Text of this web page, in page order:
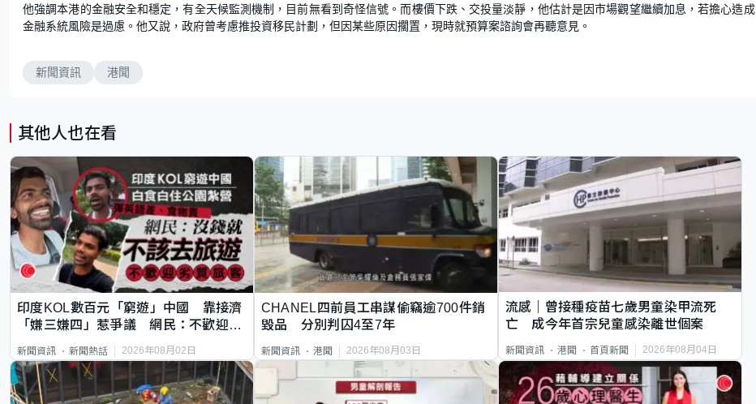
他強調本港的金融安全和穩定，有全天候監測機制，目前無看到奇怪信號。而樓價下跌、交投量淡靜，他估計是因市場觀望繼續加息，若擔心造成
金融系統風險是過慮。他又說，政府曾考慮推投資移民計劃，但因某些原因擱置，現時就預算案諮詢會再聽意見。
新聞資訊 港聞
其他人也在看
印度KOL數百元「窮遊」中國 靠接濟
「嫌三嫌四」惹爭議 網民：不歡迎劣
新聞資訊 新聞熱話 2026年08月02日
CHANEL四前員工串謀偷竊逾700件銷
毀品 分別判囚4至7年
新聞資訊 港聞 2026年08月03日
流感｜曾接種疫苗七歲男童染甲流死
亡 成今年首宗兒童感染離世個案
新聞資訊 港聞 首頁新聞 2026年08月04日